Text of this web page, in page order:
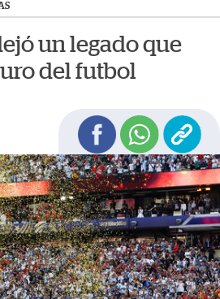
un legado que
del futbol